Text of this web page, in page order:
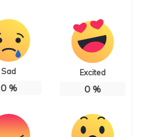
Sad
0%
Excited
0%